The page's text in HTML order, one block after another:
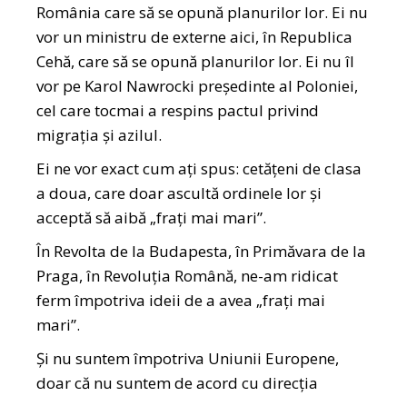
România care să se opună planurilor lor. Ei nu
vor un ministru de externe aici, în Republica
Cehă, care să se opună planurilor lor. Ei nu îl
vor pe Karol Nawrocki președinte al Poloniei,
cel care tocmai a respins pactul privind
migrația și azilul.
Ei ne vor exact cum ați spus: cetățeni de clasa
a doua, care doar ascultă ordinele lor și
acceptă să aibă „frați mai mari”.
În Revolta de la Budapesta, în Primăvara de la
Praga, în Revoluția Română, ne-am ridicat
ferm împotriva ideii de a avea „frați mai
mari”.
Și nu suntem împotriva Uniunii Europene,
doar că nu suntem de acord cu direcția